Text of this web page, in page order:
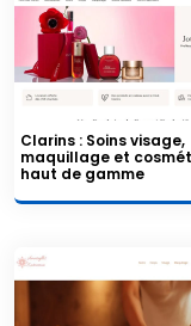
Clarins : Soins visage,
maquillage et
haut de gamme